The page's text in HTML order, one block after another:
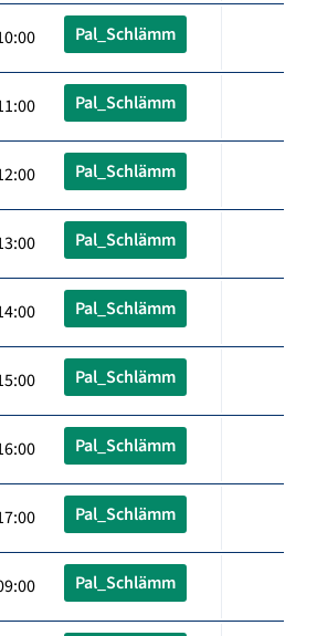
Pal_Schlämm
Pal_Schlämm
Pal_Schlämm
Pal_Schlämm
Pal_Schlämm
Pal_Schlämm
Pal_Schlämm
Pal_Schlämm
Pal_Schlämm